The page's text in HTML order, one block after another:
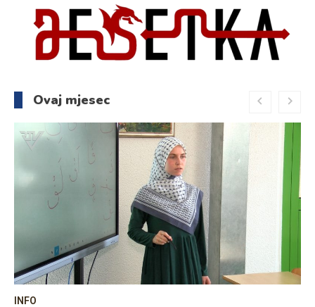
Ovaj mjesec
INFO